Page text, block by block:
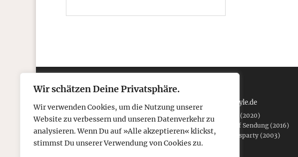
Wir schätzen Deine Privatsphäre.
Wir verwenden Cookies, um die Nutzung unserer
Website zu verbessern und unseren Datenverkehr zu
analysieren. Wenn Du auf »Alle akzeptieren« klickst,
stimmst Du unserer Verwendung von Cookies zu.
Kontakt
Telefon: 05306 912 418
Über tcboyle.de
Refreshed (2020)
Wieder auf Sendung (2016)
Eröffnungsparty (2003)